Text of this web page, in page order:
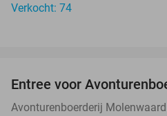
Verkocht: 74
Entree voor
Avonturenboerderij Molenwaard